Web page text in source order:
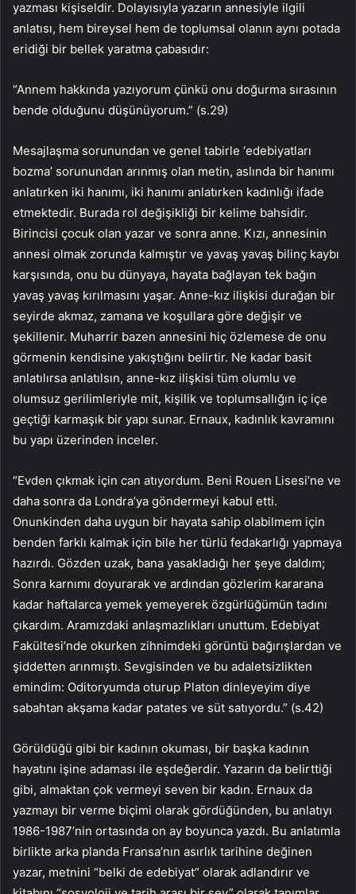
yazması kişiseldir. Dolayısıyla yazarın annesiyle ilgili
anlatısı, hem bireysel hem de toplumsal olanın aynı potada
eridiği bir bellek yaratma çabasıdır:
“Annem hakkında yazıyorum çünkü onu doğurma sırasının
bende olduğunu düşünüyorum.” (s.29)
Mesajlaşma sorunundan ve genel tabirle ‘edebiyatları
bozma’ sorunundan arınmış olan metin, aslında bir hanımı
anlatırken iki hanımı, iki hanımı anlatırken kadınlığı ifade
etmektedir. Burada rol değişikliği bir kelime bahsidir.
Birincisi çocuk olan yazar ve sonra anne. Kızı, annesinin
annesi olmak zorunda kalmıştır ve yavaş yavaş bilinç kaybı
karşısında, onu bu dünyaya, hayata bağlayan tek bağın
yavaş yavaş kırılmasını yaşar. Anne-kız ilişkisi durağan bir
seyirde akmaz, zamana ve koşullara göre değişir ve
şekillenir. Muharrir bazen annesini hiç özlemese de onu
görmenin kendisine yakıştığını belirtir. Ne kadar basit
anlatılırsa anlatılsın, anne-kız ilişkisi tüm olumlu ve
olumsuz gerilimleriyle mit, kişilik ve toplumsallığın iç içe
geçtiği karmaşık bir yapı sunar. Ernaux, kadınlık kavramını
bu yapı üzerinden inceler.
“Evden çıkmak için can atıyordum. Beni Rouen Lisesi’ne ve
daha sonra da Londra’ya göndermeyi kabul etti.
Onunkinden daha uygun bir hayata sahip olabilmem için
benden farklı kalmak için bile her türlü fedakarlığı yapmaya
hazırdı. Gözden uzak, bana yasakladığı her şeye daldım;
Sonra karnımı doyurarak ve ardından gözlerim kararana
kadar haftalarca yemek yemeyerek özgürlüğümün tadını
çıkardım. Aramızdaki anlaşmazlıkları unuttum. Edebiyat
Fakültesi’nde okurken zihnimdeki görüntü bağırışlardan ve
şiddetten arınmıştı. Sevgisinden ve bu adaletsizlikten
emindim: Oditoryumda oturup Platon dinleyeyim diye
sabahtan akşama kadar patates ve süt satıyordu.” (s.42)
Görüldüğü gibi bir kadının okuması, bir başka kadının
hayatını işine adaması ile eşdeğerdir. Yazarın da belirttiği
gibi, almaktan çok vermeyi seven bir kadın. Ernaux da
yazmayı bir verme biçimi olarak gördüğünden, bu anlatıyı
1986-1987’nin ortasında on ay boyunca yazdı. Bu anlatımla
birlikte arka planda Fransa’nın asırlık tarihine değinen
yazar, metnini “belki de edebiyat” olarak adlandırır ve